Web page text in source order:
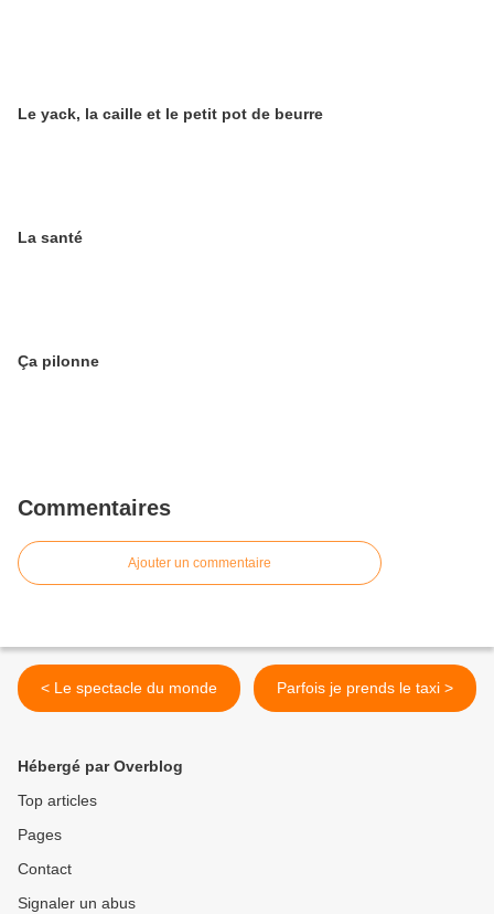
Le yack, la caille et le petit pot de beurre
La santé
Ça pilonne
Commentaires
Ajouter un commentaire
< Le spectacle du monde Parfois je prends le taxi >
Hébergé par Overblog
Top articles
Pages
Contact
Signaler un abus